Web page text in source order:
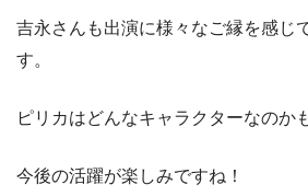
吉永さんも出演に様々なご縁を感じ
す。
ピリカはどんなキャラクターなのか
今後の活躍が楽しみですね！